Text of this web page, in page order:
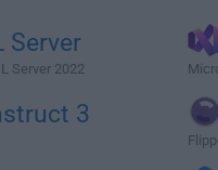
Server
Server 2022
3